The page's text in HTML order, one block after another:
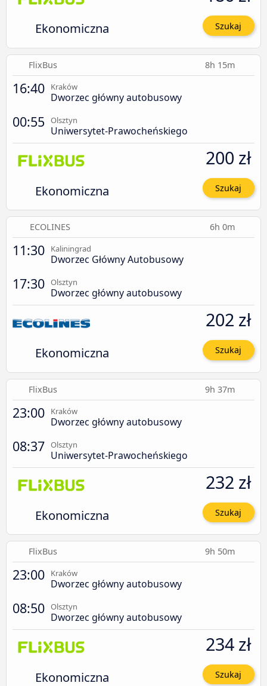
Ekonomiczna Szukaj
FlixBus 8h 15m
16:40 Kraków
Dworzec główny autobusowy
00:55 Olsztyn
Uniwersytet-Prawocheńskiego
Ekonomiczna
200 zł
Szukaj
ECOLINES 6h 0m
11:30 Kaliningrad
Dworzec Główny Autobusowy
17:30 Olsztyn
Dworzec główny autobusowy
Ekonomiczna
202 zł
Szukaj
FlixBus 9h 37m
23:00 Kraków
Dworzec główny autobusowy
08:37 Olsztyn
Uniwersytet-Prawocheńskiego
Ekonomiczna
232 zł
Szukaj
FlixBus 9h 50m
23:00 Kraków
Dworzec główny autobusowy
08:50 Olsztyn
Dworzec główny autobusowy
Ekonomiczna
234 zł
Szukaj